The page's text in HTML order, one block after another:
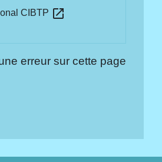
CIBTP open_in_new
erreur sur cette page